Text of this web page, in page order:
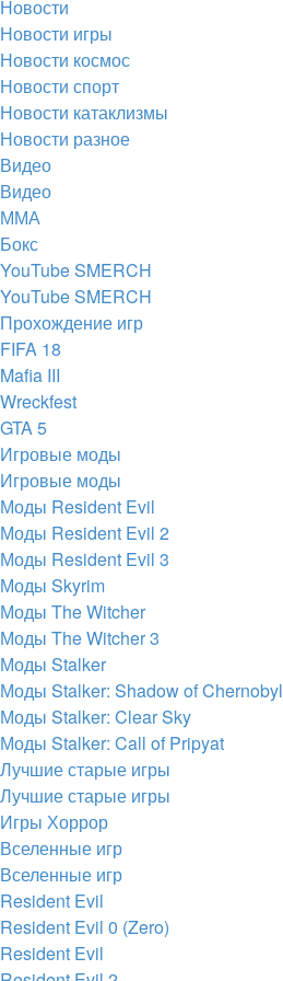
Новости
Новости игры
Новости космос
Новости спорт
Новости катаклизмы
Новости разное
Видео
Видео
ММА
Бокс
YouTube SMERCH
YouTube SMERCH
Прохождение игр
FIFA 18
Mafia III
Wreckfest
GTA 5
Игровые моды
Игровые моды
Моды Resident Evil
Моды Resident Evil 2
Моды Resident Evil 3
Моды Skyrim
Моды The Witcher
Моды The Witcher 3
Моды Stalker
Моды Stalker: Shadow of Chernobyl
Моды Stalker: Clear Sky
Моды Stalker: Call of Pripyat
Лучшие старые игры
Лучшие старые игры
Игры Хоррор
Вселенные игр
Вселенные игр
Resident Evil
Resident Evil 0 (Zero)
Resident Evil